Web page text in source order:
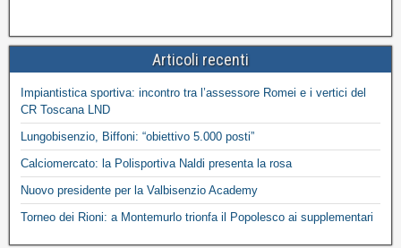
Articoli recenti
Impiantistica sportiva: incontro tra l’assessore Romei e i vertici del
CR Toscana LND
Lungobisenzio, Biffoni: “obiettivo 5.000 posti”
Calciomercato: la Polisportiva Naldi presenta la rosa
Nuovo presidente per la Valbisenzio Academy
Torneo dei Rioni: a Montemurlo trionfa il Popolesco ai supplementari